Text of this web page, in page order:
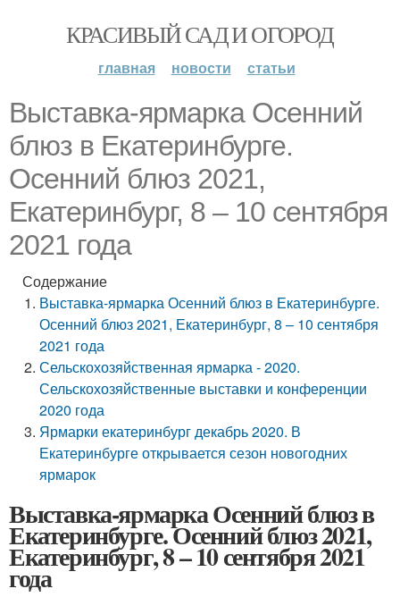
КРАСИВЫЙ САД И ОГОРОД
главная новости статьи
Выставка-ярмарка Осенний
блюз в Екатеринбурге.
Осенний блюз 2021,
Екатеринбург, 8 – 10 сентября
2021 года
Содержание
Выставка-ярмарка Осенний блюз в Екатеринбурге.
Осенний блюз 2021, Екатеринбург, 8 – 10 сентября
2021 года
Сельскохозяйственная ярмарка - 2020.
Сельскохозяйственные выставки и конференции
2020 года
Ярмарки екатеринбург декабрь 2020. В
Екатеринбурге открывается сезон новогодних
ярмарок
Выставка-ярмарка Осенний блюз в
Екатеринбурге. Осенний блюз 2021,
Екатеринбург, 8 – 10 сентября 2021
года